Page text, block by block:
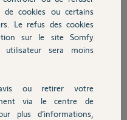
an
cookies ou certains
Le refus des cookies
sur le site Somfy
utilisateur sera moins
ou retirer votre
via le centre de
plus d’informations,